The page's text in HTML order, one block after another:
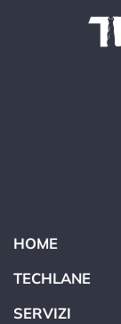
HOME
TECHLANE
SERVIZI